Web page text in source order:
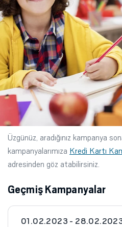
Üzgünüz, aradığınız kampanya
kampanyalarımıza Kredi Kartı
adresinden göz atabilirsiniz.
Geçmiş Kampanyalar
01.02.2023 -